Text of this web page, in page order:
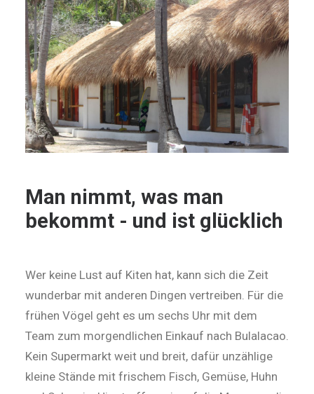
Man nimmt, was man
bekommt - und ist glücklich
Wer keine Lust auf Kiten hat, kann sich die Zeit
wunderbar mit anderen Dingen vertreiben. Für die
frühen Vögel geht es um sechs Uhr mit dem
Team zum morgendlichen Einkauf nach Bulalacao.
Kein Supermarkt weit und breit, dafür unzählige
kleine Stände mit frischem Fisch, Gemüse, Huhn